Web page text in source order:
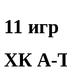
11 игр
ХК А-